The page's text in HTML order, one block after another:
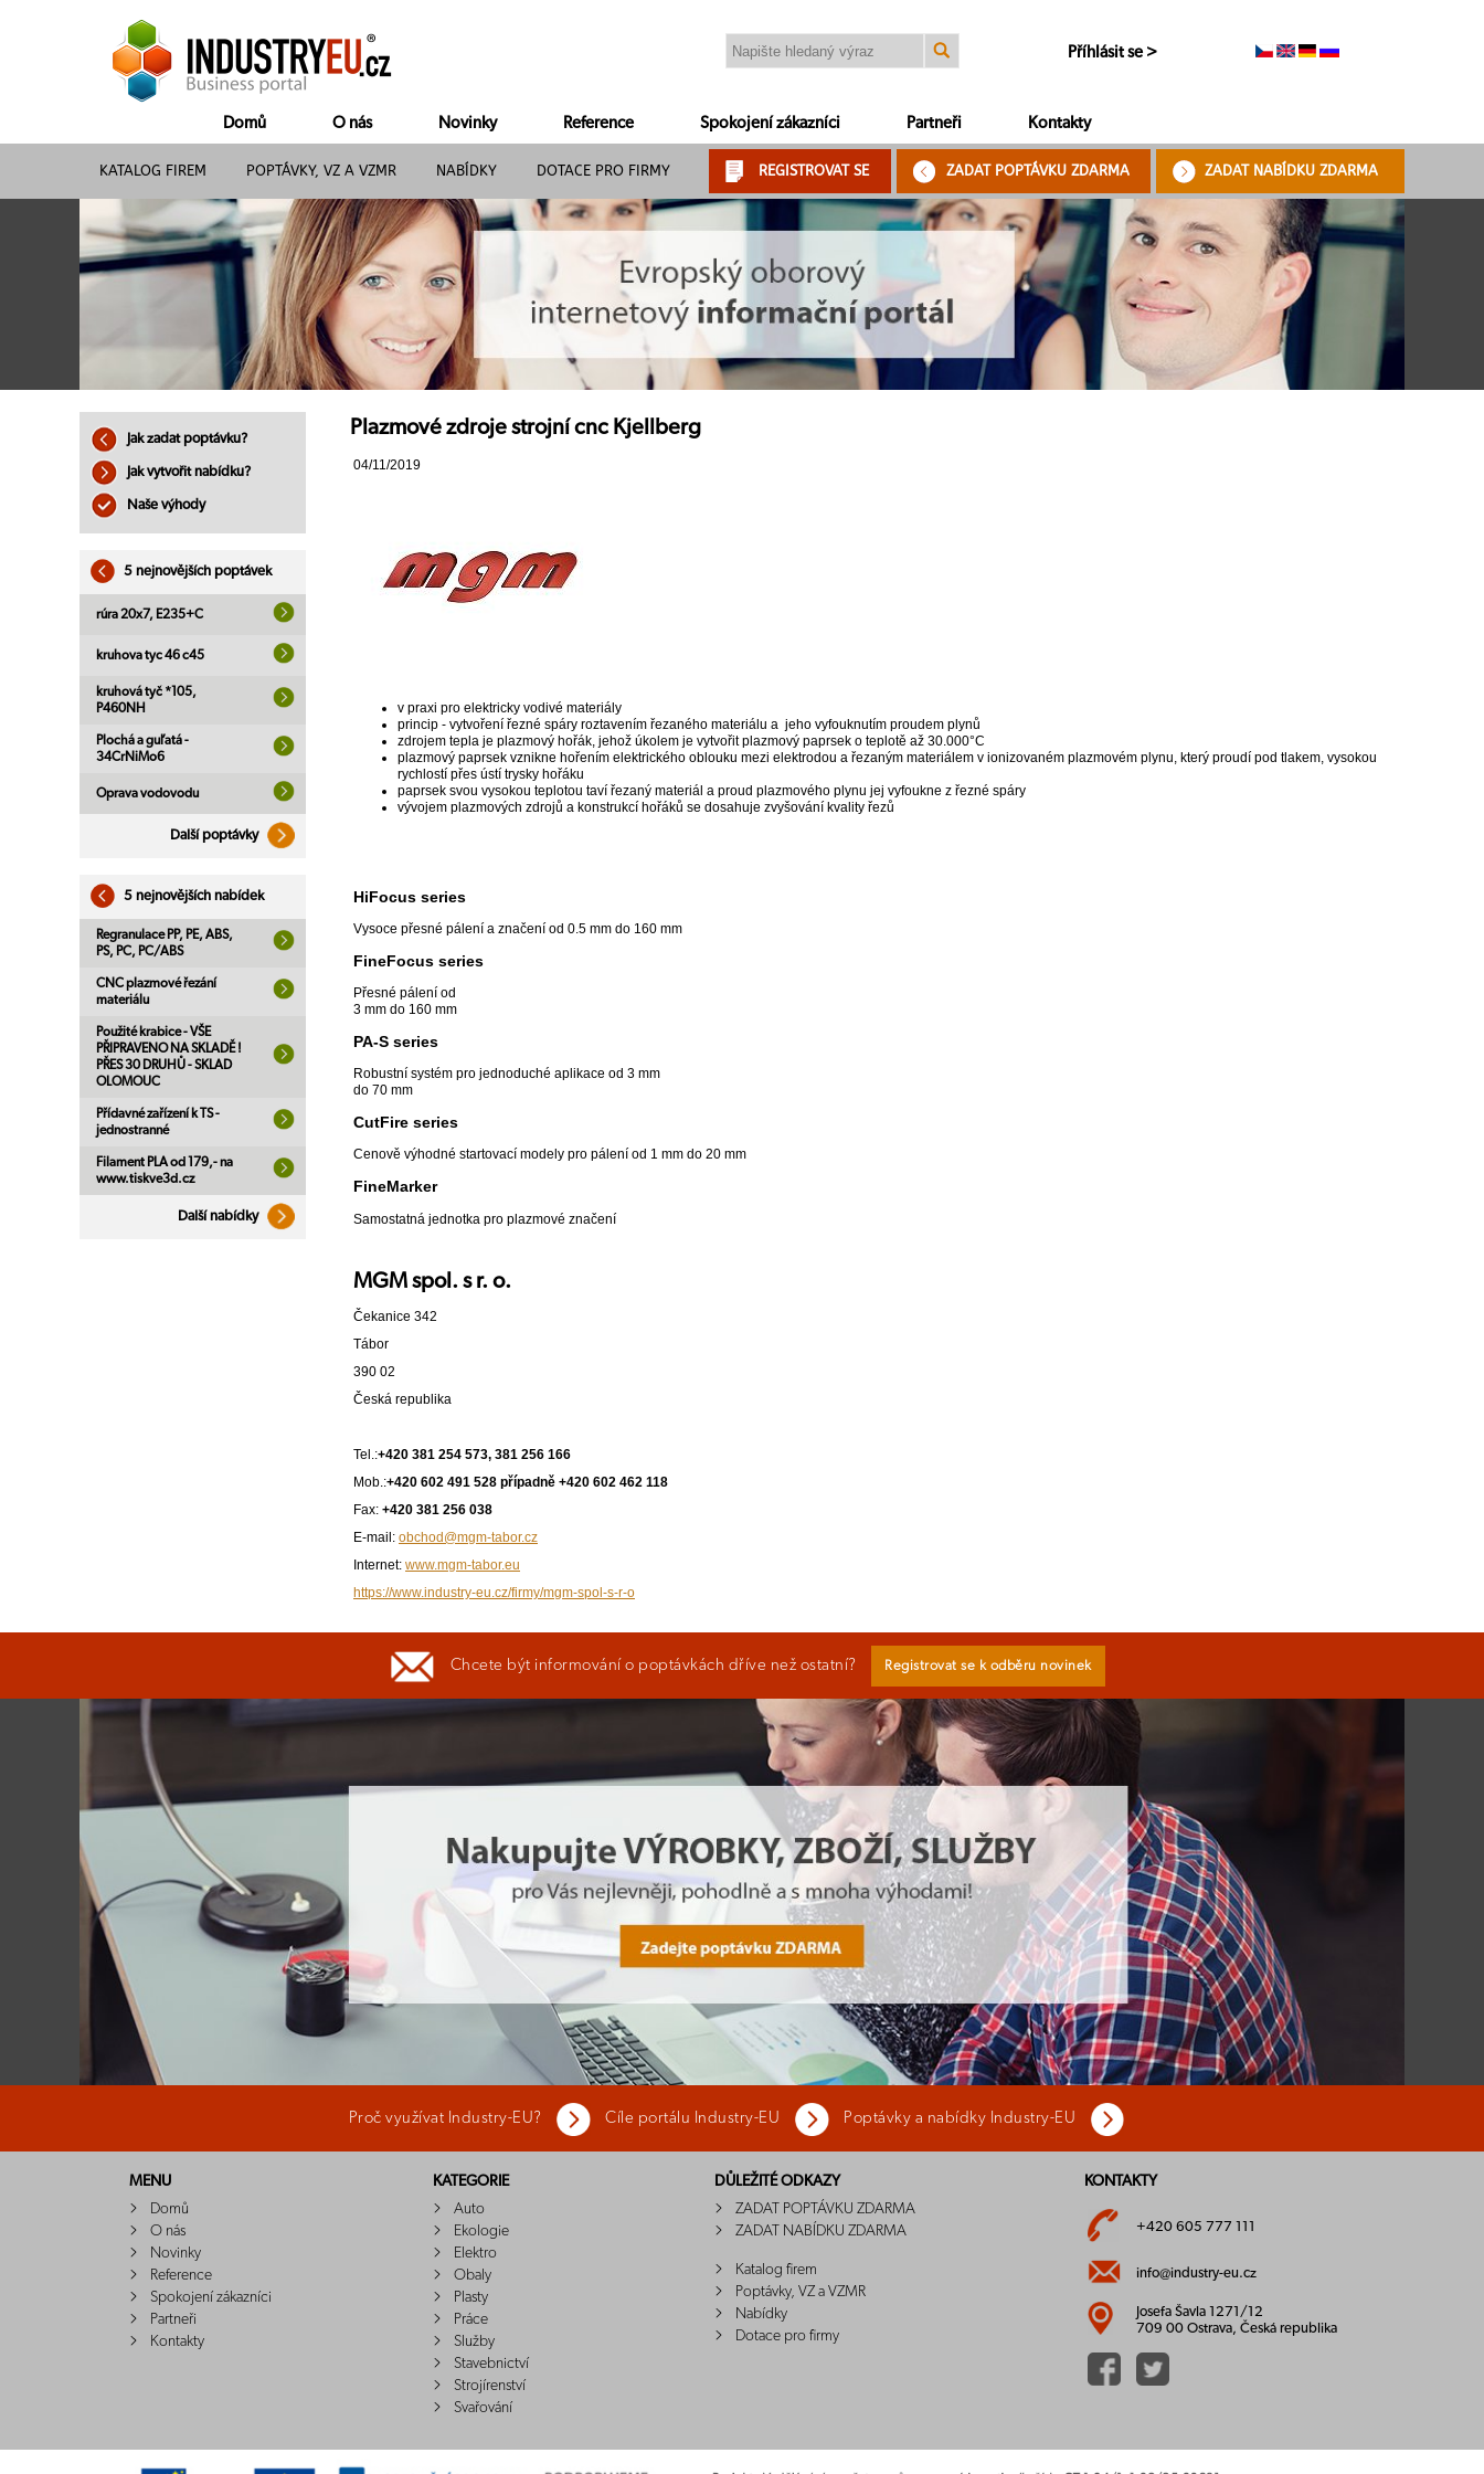
Příhlásit se >
Domů O nás Novinky Reference Spokojení zákazníci Partneři Kontakty
KATALOG FIREM POPTÁVKY, VZ A VZMR NABÍDKY DOTACE PRO FIRMY REGISTROVAT SE ZADAT POPTÁVKU ZDARMA ZADAT NABÍDKU ZDARMA
Jak zadat poptávku?
Jak vytvořit nabídku?
Naše výhody
5 nejnovějších poptávek
rúra 20x7, E235+C
kruhova tyc 46 c45
kruhová tyč *105,
P460NH
Plochá a guľatá -
34CrNiMo6
Oprava vodovodu
Další poptávky
5 nejnovějších nabídek
Regranulace PP, PE, ABS,
PS, PC, PC/ABS
CNC plazmové řezání
materiálu
Použité krabice - VŠE
PŘIPRAVENO NA SKLADĚ !
PŘES 30 DRUHŮ - SKLAD
OLOMOUC
Přídavné zařízení k TS -
jednostranné
Filament PLA od 179,- na
www.tiskve3d.cz
Další nabídky
Plazmové zdroje strojní cnc Kjellberg
04/11/2019
v praxi pro elektricky vodivé materiály
princip - vytvoření řezné spáry roztavením řezaného materiálu a jeho vyfouknutím proudem plynů
zdrojem tepla je plazmový hořák, jehož úkolem je vytvořit plazmový paprsek o teplotě až 30.000°C
plazmový paprsek vznikne hořením elektrického oblouku mezi elektrodou a řezaným materiálem v ionizovaném plazmovém plynu, který proudí pod tlakem, vysokou
rychlostí přes ústí trysky hořáku
paprsek svou vysokou teplotou taví řezaný materiál a proud plazmového plynu jej vyfoukne z řezné spáry
vývojem plazmových zdrojů a konstrukcí hořáků se dosahuje zvyšování kvality řezů
HiFocus series
Vysoce přesné pálení a značení od 0.5 mm do 160 mm
FineFocus series
Přesné pálení od
3 mm do 160 mm
PA-S series
Robustní systém pro jednoduché aplikace od 3 mm
do 70 mm
CutFire series
Cenově výhodné startovací modely pro pálení od 1 mm do 20 mm
FineMarker
Samostatná jednotka pro plazmové značení
MGM spol. s r. o.
Čekanice 342
Tábor
390 02
Česká republika
Tel.:+420 381 254 573, 381 256 166
Mob.:+420 602 491 528 případně +420 602 462 118
Fax: +420 381 256 038
E-mail: obchod@mgm-tabor.cz
Internet: www.mgm-tabor.eu
https://www.industry-eu.cz/firmy/mgm-spol-s-r-o
Chcete být informování o poptávkách dříve než ostatní? Registrovat se k odběru novinek
Proč využívat Industry-EU? Cíle portálu Industry-EU Poptávky a nabídky Industry-EU
MENU
Domů
O nás
Novinky
Reference
Spokojení zákazníci
Partneři
Kontakty
KATEGORIE
Auto
Ekologie
Elektro
Obaly
Plasty
Práce
Služby
Stavebnictví
Strojírenství
Svařování
DŮLEŽITÉ ODKAZY
ZADAT POPTÁVKU ZDARMA
ZADAT NABÍDKU ZDARMA
Katalog firem
Poptávky, VZ a VZMR
Nabídky
Dotace pro firmy
KONTAKTY
+420 605 777 111
info@industry-eu.cz
Josefa Šavla 1271/12
709 00 Ostrava, Česká republika